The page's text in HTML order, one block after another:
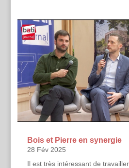
Bois et Pierre en synergie
28 Fév 2025
Il est très intéressant de